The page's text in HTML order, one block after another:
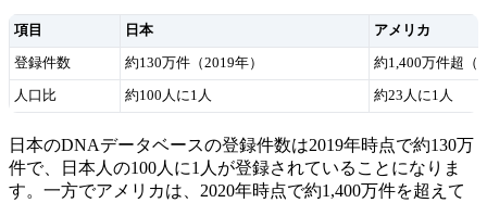
項目 日本 アメリカ
登録件数 約130万件（2019年） 約1,400万件超（
人口比 約100人に1人 約23人に1人
日本のDNAデータベースの登録件数は2019年時点で約130万
件で、日本人の100人に1人が登録されていることになりま
す。一方でアメリカは、2020年時点で約1,400万件を超えて